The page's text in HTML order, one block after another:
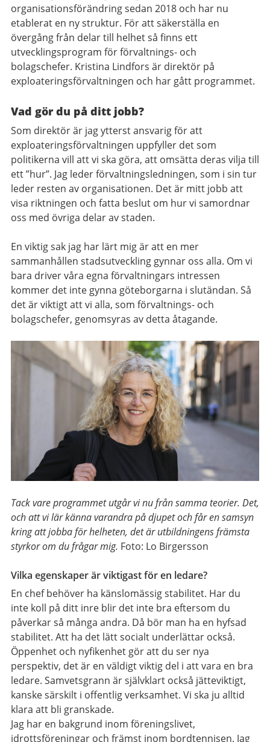
organisationsförändring sedan 2018 och har nu
etablerat en ny struktur. För att säkerställa en
övergång från delar till helhet så finns ett
utvecklingsprogram för förvaltnings- och
bolagschefer. Kristina Lindfors är direktör på
exploateringsförvaltningen och har gått programmet.
Vad gör du på ditt jobb?
Som direktör är jag ytterst ansvarig för att
exploateringsförvaltningen uppfyller det som
politikerna vill att vi ska göra, att omsätta deras vilja till
ett ”hur”. Jag leder förvaltningsledningen, som i sin tur
leder resten av organisationen. Det är mitt jobb att
visa riktningen och fatta beslut om hur vi samordnar
oss med övriga delar av staden.
En viktig sak jag har lärt mig är att en mer
sammanhållen stadsutveckling gynnar oss alla. Om vi
bara driver våra egna förvaltningars intressen
kommer det inte gynna göteborgarna i slutändan. Så
det är viktigt att vi alla, som förvaltnings- och
bolagschefer, genomsyras av detta åtagande.
Tack vare programmet utgår vi nu från samma teorier. Det,
och att vi lär känna varandra på djupet och får en samsyn
kring att jobba för helheten, det är utbildningens främsta
styrkor om du frågar mig. Foto: Lo Birgersson
Vilka egenskaper är viktigast för en ledare?
En chef behöver ha känslomässig stabilitet. Har du
inte koll på ditt inre blir det inte bra eftersom du
påverkar så många andra. Då bör man ha en hyfsad
stabilitet. Att ha det lätt socialt underlättar också.
Öppenhet och nyfikenhet gör att du ser nya
perspektiv, det är en väldigt viktig del i att vara en bra
ledare. Samvetsgrann är självklart också jätteviktigt,
kanske särskilt i offentlig verksamhet. Vi ska ju alltid
klara att bli granskade.
Jag har en bakgrund inom föreningslivet,
idrottsföreningar och främst inom bordtennisen. Jag